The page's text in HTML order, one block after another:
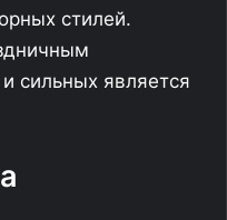
стилей.
сильных является